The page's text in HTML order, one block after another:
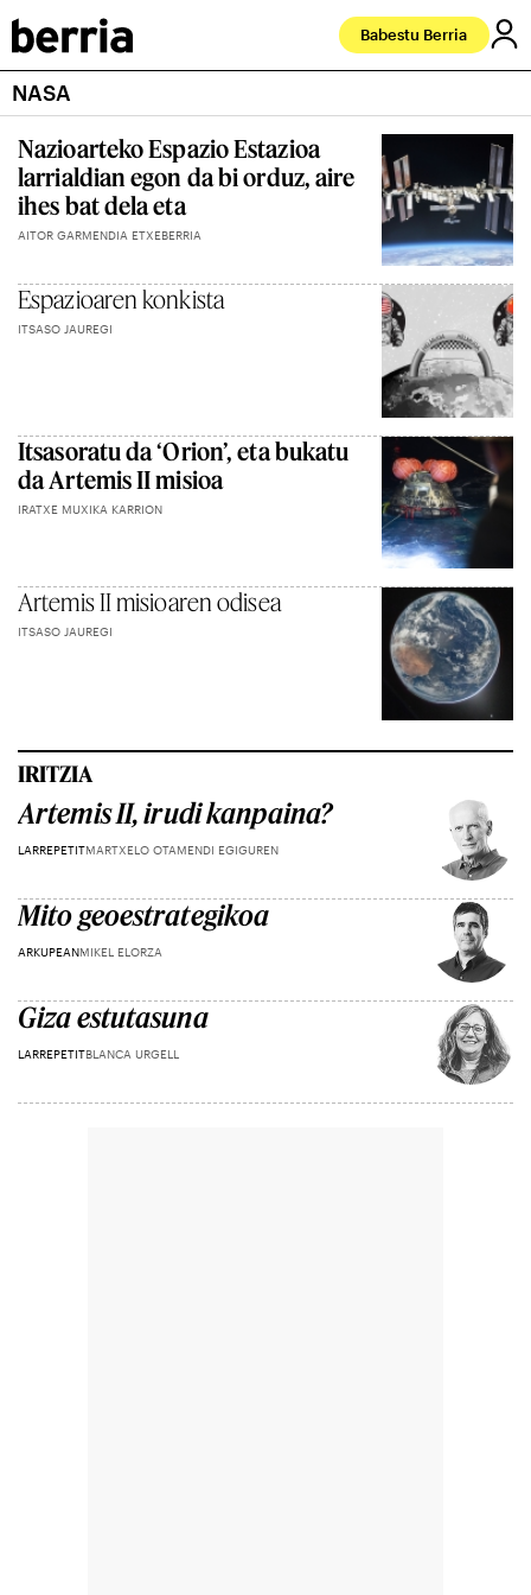
Babestu Berria
NASA
Nazioarteko Espazio Estazioa
larrialdian egon da bi orduz, aire
ihes bat dela eta
AITOR GARMENDIA ETXEBERRIA
Espazioaren konkista
ITSASO JAUREGI
Itsasoratu da ‘Orion’, eta bukatu
da Artemis II misioa
IRATXE MUXIKA KARRION
Artemis II misioaren odisea
ITSASO JAUREGI
IRITZIA
Artemis II, irudi kanpaina?
LARREPETITMARTXELO OTAMENDI EGIGUREN
Mito geoestrategikoa
ARKUPEANMIKEL ELORZA
Giza estutasuna
LARREPETITBLANCA URGELL